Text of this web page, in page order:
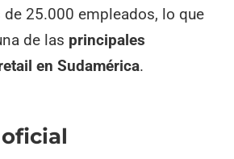
de 25.000 empleados, lo que
de las principales
en Sudamérica.